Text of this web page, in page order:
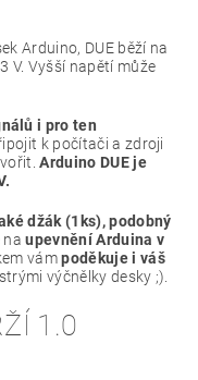
Arduino, DUE běží na
V. Vyšší napětí může
i pro ten
k počítači a zdroji
Arduino DUE je
džák (1ks), podobný
naupevnění Arduina v
vámpoděkuje i váš
výčnělky desky ;).
1.0